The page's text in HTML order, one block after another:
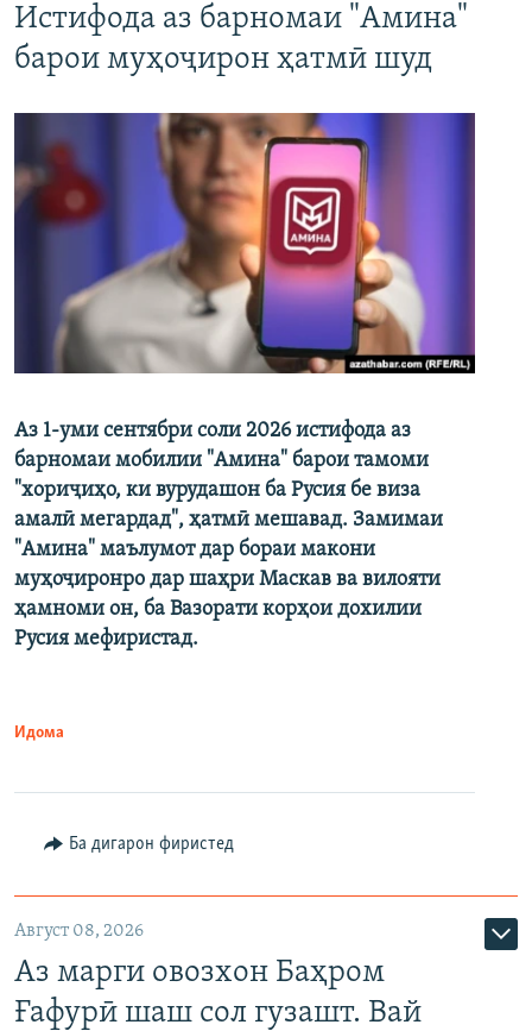
Истифода аз барномаи "Амина"
барои муҳоҷирон ҳатмӣ шуд
Аз 1-уми сентябри соли 2026 истифода аз
барномаи мобилии "Амина" барои тамоми
"хориҷиҳо, ки вурудашон ба Русия бе виза
амалӣ мегардад", ҳатмӣ мешавад. Замимаи
"Амина" маълумот дар бораи макони
муҳоҷиронро дар шаҳри Маскав ва вилояти
ҳамноми он, ба Вазорати корҳои дохилии
Русия мефиристад.
Идома
Ба дигарон фиристед
Август 08, 2026
Аз марги овозхон Баҳром
Ғафурӣ шаш сол гузашт. Вай